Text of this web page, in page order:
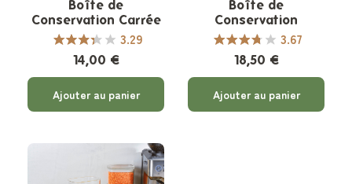
Boîte de
Conservation Carrée
en Verre3.29
14,00 €
Ajouter au panier
Boîte de
Conservation
Rectangulaire en
Verre
3.67
18,50 €
Ajouter au panier